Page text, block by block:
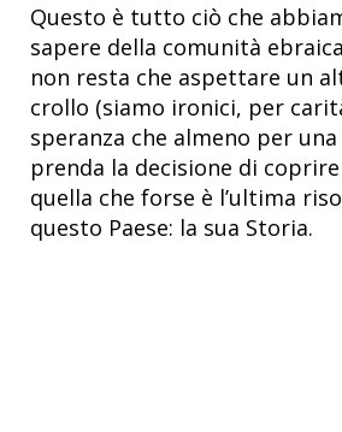
Questo è tutto ciò che
sapere della comunità
non resta che aspettare un
crollo (siamo ironici, per
speranza che almeno per
prenda la decisione di
quella che forse è l’ultima
questo Paese: la sua Storia.